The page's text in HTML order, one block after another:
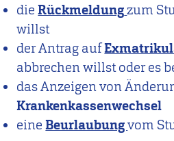
dieRückmeldungzum
willst
der Antrag auf
abbrechen willst oder es
das Anzeigen von
Krankenkassenwechsel
eineBeurlaubungvom